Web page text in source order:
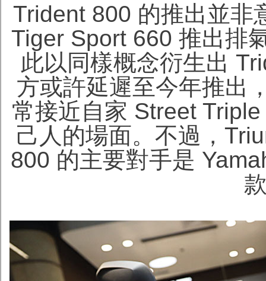
Trident 800 的推出並非
Tiger Sport 660 推出排
此以同樣概念衍生出
方或許延遲至今年推出
常接近自家 Street
己人的場面。不過，
800 的主要對手是